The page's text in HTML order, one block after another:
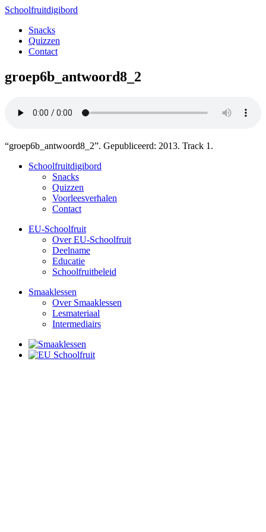
Schoolfruitdigibord
Snacks
Quizzen
Contact
groep6b_antwoord8_2
“groep6b_antwoord8_2”. Gepubliceerd: 2013. Track 1.
Schoolfruitdigibord
Snacks
Quizzen
Voorleesverhalen
Contact
EU-Schoolfruit
Over EU-Schoolfruit
Deelname
Educatie
Schoolfruitbeleid
Smaaklessen
Over Smaaklessen
Lesmateriaal
Intermediairs